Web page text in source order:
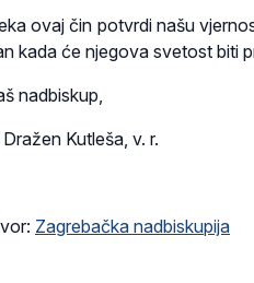
ovaj čin potvrdi našu
kada će njegova svetost biti
nadbiskup,
Kutleša, v. r.
Zagrebačka nadbiskupija